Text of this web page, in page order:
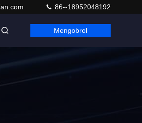
86--18952048192
Mengobrol